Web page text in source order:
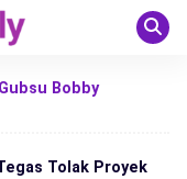
Gubsu Bobby
Tolak Proyek